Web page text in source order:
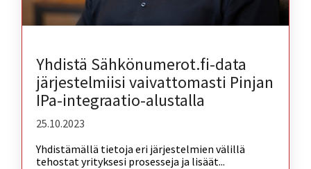
Yhdistä Sähkönumerot.fi-data
järjestelmiisi vaivattomasti Pinjan
IPa-integraatio-alustalla
25.10.2023
Yhdistämällä tietoja eri järjestelmien välillä
tehostat yrityksesi prosesseja ja lisäät...